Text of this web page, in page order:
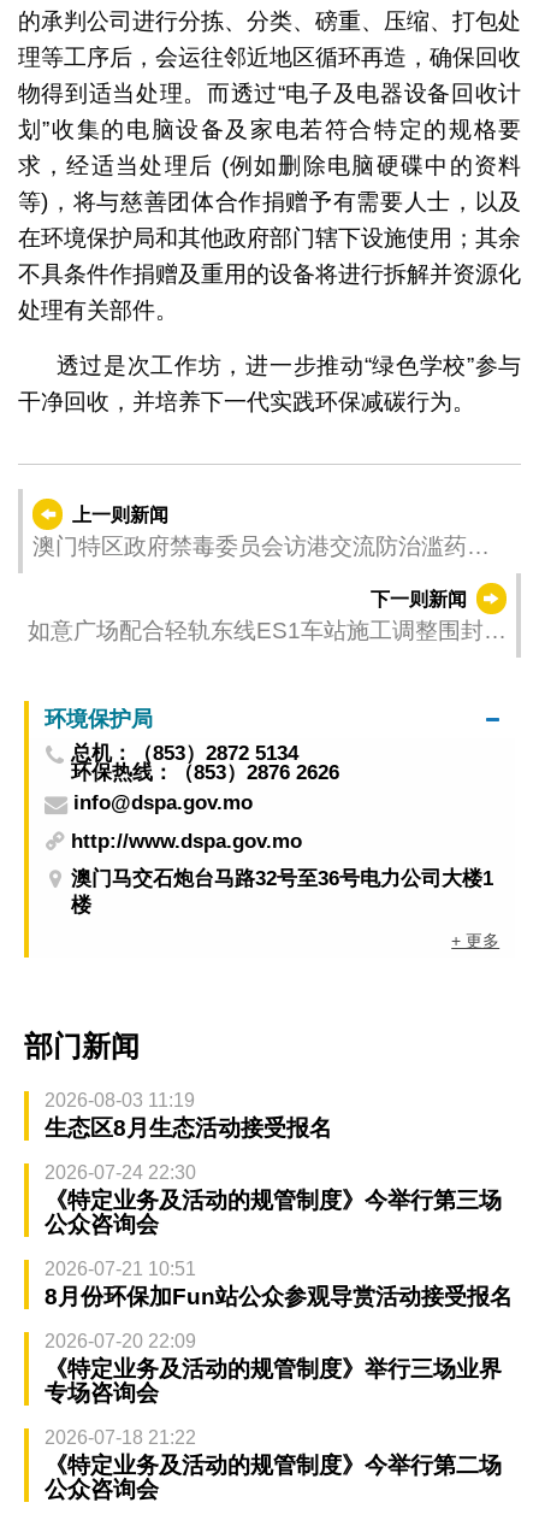
的承判公司进行分拣、分类、磅重、压缩、打包处
理等工序后，会运往邻近地区循环再造，确保回收
物得到适当处理。而透过“电子及电器设备回收计
划”收集的电脑设备及家电若符合特定的规格要
求，经适当处理后 (例如删除电脑硬碟中的资料
等)，将与慈善团体合作捐赠予有需要人士，以及
在环境保护局和其他政府部门辖下设施使用；其余
不具条件作捐赠及重用的设备将进行拆解并资源化
处理有关部件。
透过是次工作坊，进一步推动“绿色学校”参与
干净回收，并培养下一代实践环保减碳行为。
上一则新闻
澳门特区政府禁毒委员会访港交流防治滥药工
下一则新闻
如意广场配合轻轨东线ES1车站施工调整围封范
环境保护局
总机：（853）2872 5134
环保热线：（853）2876 2626
info@dspa.gov.mo
http://www.dspa.gov.mo
澳门马交石炮台马路32号至36号电力公司大楼1
楼
+ 更多
部门新闻
2026-08-03 11:19
生态区8月生态活动接受报名
2026-07-24 22:30
《特定业务及活动的规管制度》今举行第三场
公众咨询会
2026-07-21 10:51
8月份环保加Fun站公众参观导赏活动接受报名
2026-07-20 22:09
《特定业务及活动的规管制度》举行三场业界
专场咨询会
2026-07-18 21:22
《特定业务及活动的规管制度》今举行第二场
公众咨询会